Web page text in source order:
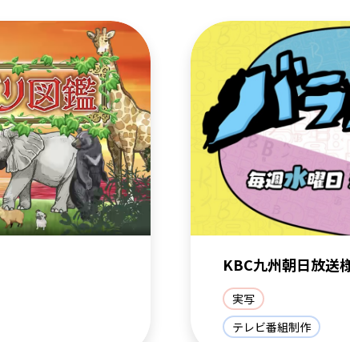
KBC九州朝日放送
実写
テレビ番組制作